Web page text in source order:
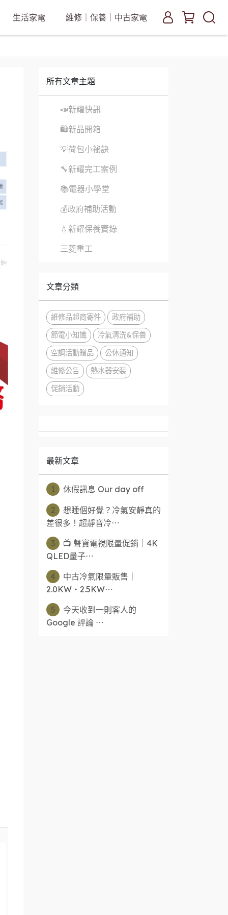
生活家電 維修｜保養｜中古家電
所有文章主題
📣新耀快訊
🛍新品開箱
💡荷包小祕訣
🔧新耀完工案例
📚電器小學堂
💰政府補助活動
💧新耀保養實錄
三菱重工
文章分類
維修品超商寄件
政府補助
節電小知識
冷氣清洗&保養
空調活動贈品
公休通知
維修公告
熱水器安裝
促銷活動
最新文章
1 休假訊息 Our day off
2
想睡個好覺？冷氣安靜真的
差很多！超靜音冷⋯
3
📺 聲寶電視限量促銷｜4K
QLED量子⋯
4
中古冷氣限量販售｜
2.0KW・2.5KW⋯
5
今天收到一則客人的
Google 評論 ⋯